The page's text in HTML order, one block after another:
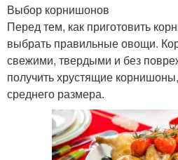
Выбор корнишонов
Перед тем, как приготовить
выбрать правильные овощи.
свежими, твердыми и без
получить хрустящие
среднего размера.